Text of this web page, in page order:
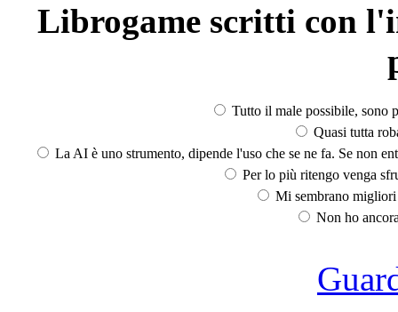
Librogame scritti con
Tutto il male possibile, sono
Quasi tutta
La AI è uno strumento, dipende l'uso che se ne fa. Se non
Per lo più ritengo venga
Mi sembrano
Non ho